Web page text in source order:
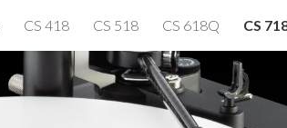
Skip to
CS 418 CS 518 CS 618Q CS